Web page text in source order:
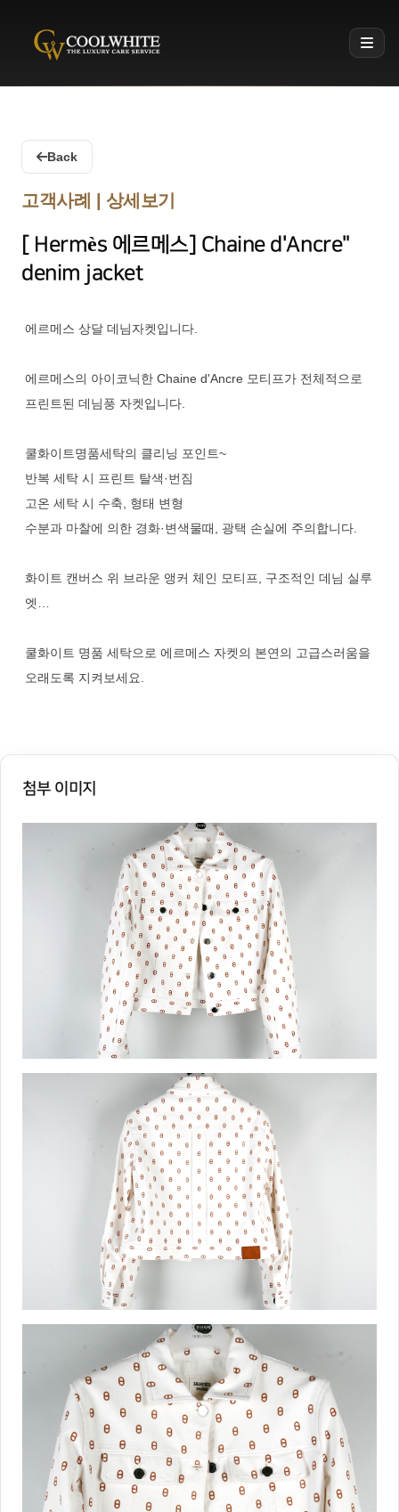
Coolwhite
Back
고객사례 | 상세보기
[ Hermès 에르메스] Chaine d'Ancre"
denim jacket
에르메스 상달 데님자켓입니다.
에르메스의 아이코닉한 Chaine d'Ancre 모티프가 전체적으로
프린트된 데님풍 자켓입니다.
쿨화이트명품세탁의 클리닝 포인트~
반복 세탁 시 프린트 탈색·번짐
고온 세탁 시 수축, 형태 변형
수분과 마찰에 의한 경화·변색물때, 광택 손실에 주의합니다.
화이트 캔버스 위 브라운 앵커 체인 모티프, 구조적인 데님 실루
엣…
쿨화이트 명품 세탁으로 에르메스 자켓의 본연의 고급스러움을
오래도록 지켜보세요.
첨부 이미지